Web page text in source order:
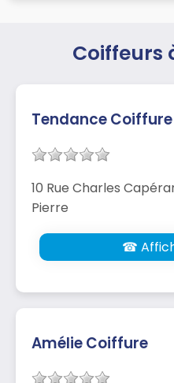
Coiffeurs
Tendance Coiffure
10 Rue Charles
Pierre
☎
Amélie Coiffure